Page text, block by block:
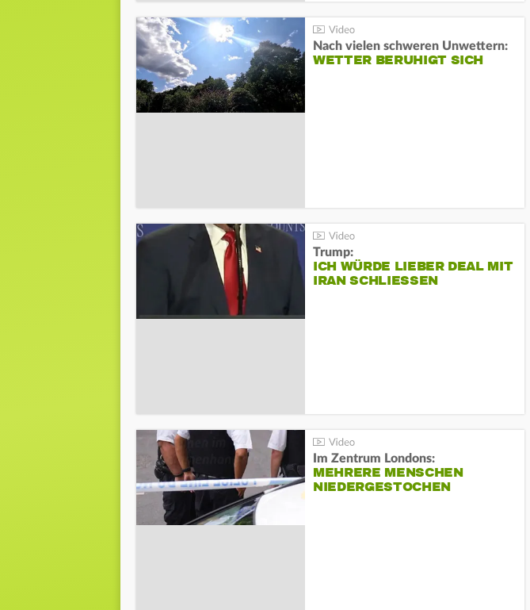
Nach vielen schweren Unwettern:
WETTER BERUHIGT SICH
Trump:
ICH WÜRDE LIEBER DEAL MIT
IRAN SCHLIESSEN
Im Zentrum Londons:
MEHRERE MENSCHEN
NIEDERGESTOCHEN